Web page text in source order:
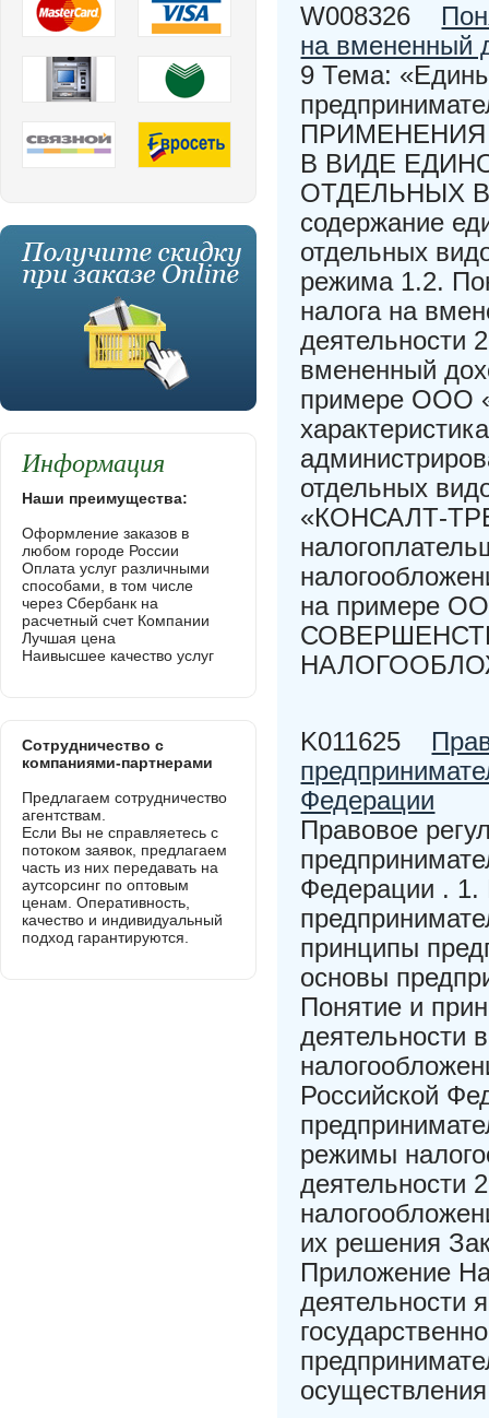
W008326
на вмененный
9 Тема:
В ВИДЕ
ОТДЕЛЬНЫХ
содержание
отдельных
режима 1.2.
налога на
деятельности
вмененный
примере ООО
отдельных
«КОНСАЛТ-
на примере
K011625
Федерации
Правовое
Федерации . 1.
принципы
основы
Понятие и
деятельности
Российской
режимы
деятельности
их решения
Приложение
деятельности
Информация
Наши преимущества:
Оформление заказов в
любом городе России
Оплата услуг различными
способами, в том числе
через Сбербанк на
расчетный счет Компании
Лучшая цена
Наивысшее качество услуг
Сотрудничество с
компаниями-партнерами
Предлагаем сотрудничество
агентствам.
Если Вы не справляетесь с
потоком заявок, предлагаем
часть из них передавать на
аутсорсинг по оптовым
ценам. Оперативность,
качество и индивидуальный
подход гарантируются.